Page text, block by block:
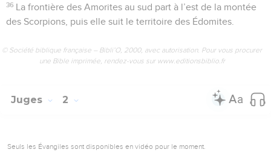
36 La frontière des Amorites au sud part à l’est de la montée
des Scorpions, puis elle suit le territoire des Édomites.
© Société biblique française – Bibli’O, 2000, avec autorisation. Pour vous procurer
une Bible imprimée, rendez-vous sur www.editionsbiblio.fr
Juges 2
Seuls les Évangiles sont disponibles en vidéo pour le moment.